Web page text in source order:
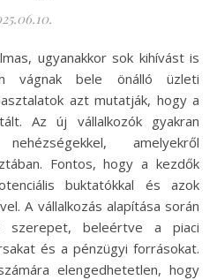
vágnak bele önálló üzleti
azt mutatják, hogy a
Az új vállalkozók gyakran
amelyekről
Fontos, hogy a kezdők
buktatókkal és azok
A vállalkozás alapítása során
szerepet, beleértve a piaci
és a pénzügyi forrásokat.
elengedhetetlen, hogy